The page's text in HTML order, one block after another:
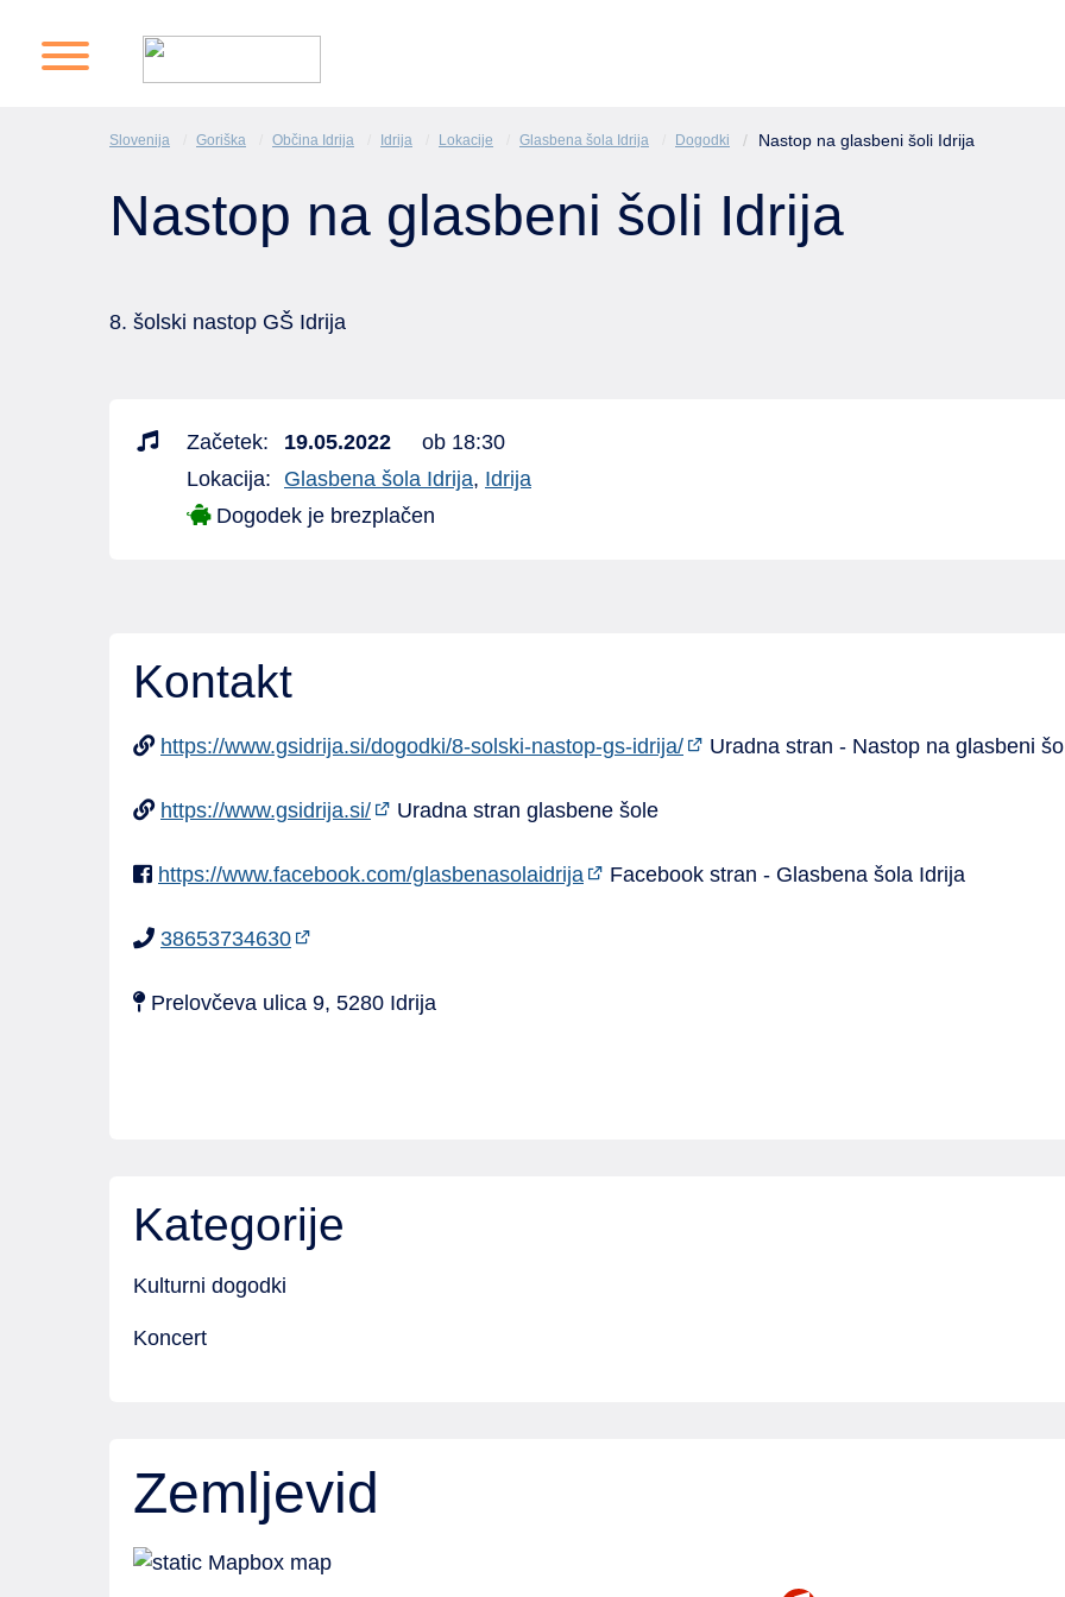
Slovenija Goriška Občina Idrija Idrija Lokacije Glasbena šola Idrija Dogodki Nastop na glasbeni šoli Idrija
Nastop na glasbeni šoli Idrija
8. šolski nastop GŠ Idrija
Začetek: 19.05.2022
ob 18:30
Lokacija:
Glasbena šola Idrija, Idrija
Dogodek je brezplačen
Kontakt
https://www.gsidrija.si/dogodki/8-solski-nastop-gs-idrija/ Uradna stran - Nastop na glasbeni
https://www.gsidrija.si/ Uradna stran glasbene šole
https://www.facebook.com/glasbenasolaidrija Facebook stran - Glasbena šola Idrija
38653734630
Prelovčeva ulica 9, 5280 Idrija
Kategorije
Kulturni dogodki
Koncert
Zemljevid